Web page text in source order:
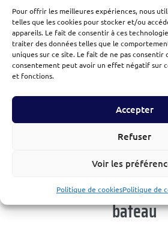
Pour offrir les meilleures expériences, nous
telles que les cookies pour stocker et/ou
appareils. Le fait de consentir à ces
traiter des données telles que le
uniques sur ce site. Le fait de ne pas consentir
consentement peut avoir un effet négatif sur
et fonctions.
Accepter
Refuser
Voir les
Politique de cookiesPolitique de
Chauffage électrique
1 sèche cheveux
1 enceinte Bluetooth
Linge de toilette avec savon
A titre d’information : Il n’y a
Bon à savoir sur la vie
bateau